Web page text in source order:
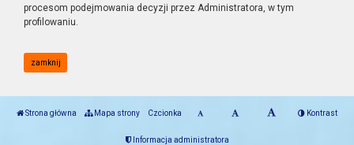
procesom podejmowania decyzji przez Administratora, w tym
profilowaniu.
zamknij
Strona główna Mapa strony Czcionka Kontrast
Informacja administratora